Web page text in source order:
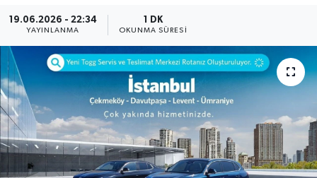
19.06.2026 - 22:34
YAYINLANMA
1 DK
OKUNMA SÜRESI
BİLİM VE TEKNOLOJİ
OTOMOBİL
KURUMSAL